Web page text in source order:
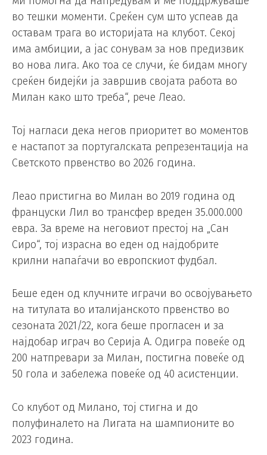
во тешки моменти. Среќен сум што успеав да
оставам трага во историјата на клубот. Секој
има амбиции, а јас сонувам за нов предизвик
во нова лига. Ако тоа се случи, ќе бидам многу
среќен бидејќи ја завршив својата работа во
Милан како што треба“, рече Леао.
Тој нагласи дека негов приоритет во моментов
е настапот за португалската репрезентација на
Светското првенство во 2026 година.
Леао пристигна во Милан во 2019 година од
француски Лил во трансфер вреден 35.000.000
евра. За време на неговиот престој на „Сан
Сиро“, тој израсна во еден од најдобрите
крилни напаѓачи во европскиот фудбал.
Беше еден од клучните играчи во освојувањето
на титулата во италијанското првенство во
сезоната 2021/22, кога беше прогласен и за
најдобар играч во Серија А. Одигра повеќе од
200 натпревари за Милан, постигна повеќе од
50 гола и забележа повеќе од 40 асистенции.
Со клубот од Милано, тој стигна и до
полуфиналето на Лигата на шампионите во
2023 година.